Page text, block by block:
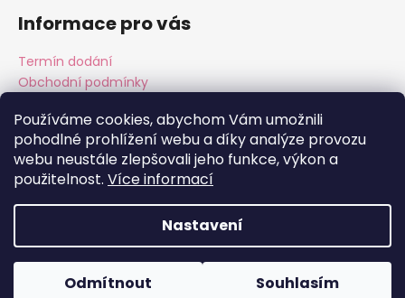
Používáme cookies, abychom Vám umožnili
pohodlné prohlížení webu a díky analýze provozu
webu neustále zlepšovali jeho funkce, výkon a
použitelnost. Více informací
Nastavení
Odmítnout Souhlasím
Informace pro vás
Termín dodání
Obchodní podmínky
Instagram Facebook
Copyright 2026ALMARA Original Handmade. Všechna
práva vyhrazena.